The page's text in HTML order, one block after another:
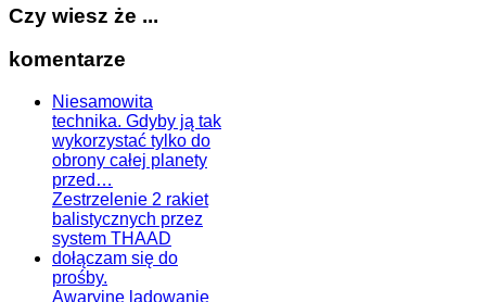
Czy wiesz że ...
komentarze
Niesamowita
technika. Gdyby ją tak
wykorzystać tylko do
obrony całej planety
przed…
Zestrzelenie 2 rakiet
balistycznych przez
system THAAD
dołączam się do
prośby.
Awaryjne lądowanie